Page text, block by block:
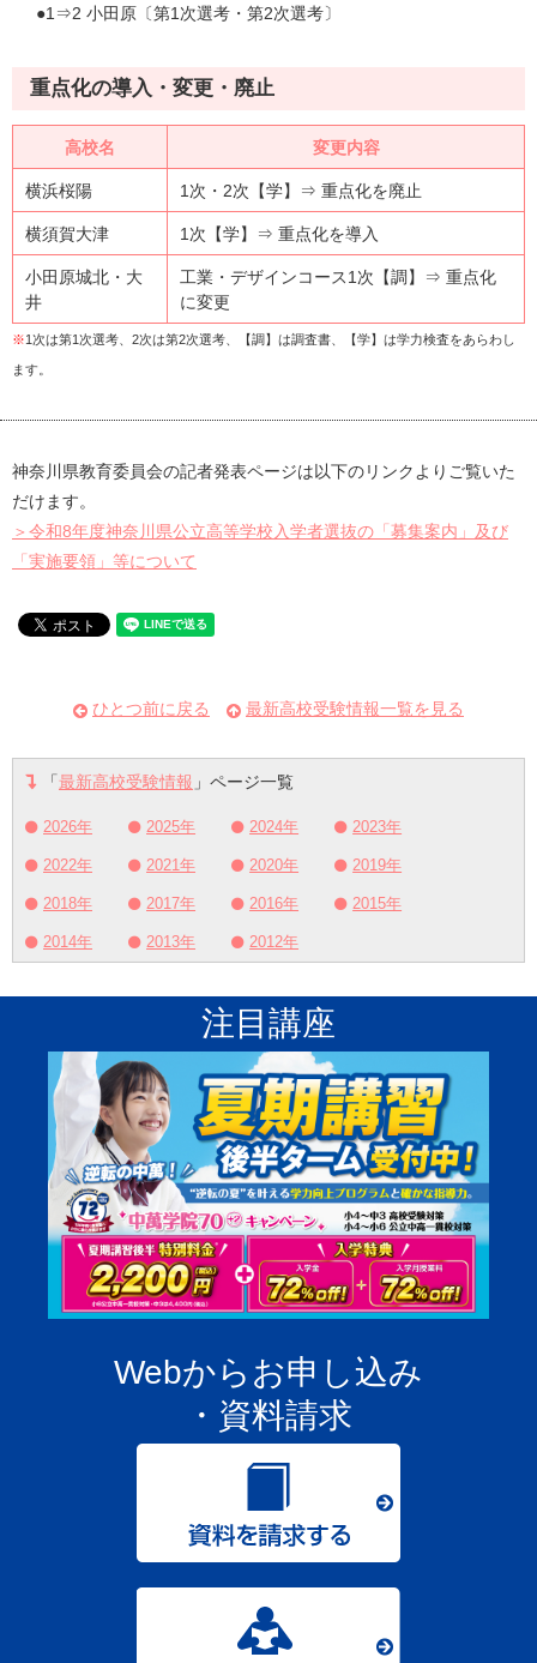
●1⇒2 小田原〔第1次選考・第2次選考〕
重点化の導入・変更・廃止
高校名 変更内容
横浜桜陽 1次・2次【学】⇒ 重点化を廃止
横須賀大津 1次【学】⇒ 重点化を導入
小田原城北・大
井
工業・デザインコース1次【調】⇒ 重点化
に変更
※1次は第1次選考、2次は第2次選考、【調】は調査書、【学】は学力検査をあらわし
ます。
神奈川県教育委員会の記者発表ページは以下のリンクよりご覧いた
だけます。
＞令和8年度神奈川県公立高等学校入学者選抜の「募集案内」及び
「実施要領」等について
ひとつ前に戻る 最新高校受験情報一覧を見る
「最新高校受験情報 」ページ一覧
2026年 2025年 2024年 2023年
2022年 2021年 2020年 2019年
2018年 2017年 2016年 2015年
2014年 2013年 2012年
注目講座
Webからお申し込み
・資料請求